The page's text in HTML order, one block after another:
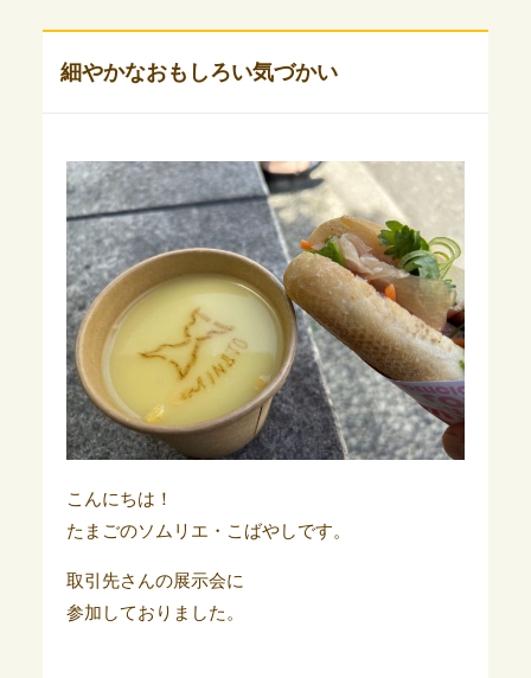
細やかなおもしろい気づかい
こんにちは！
たまごのソムリエ・こばやしです。
取引先さんの展示会に
参加しておりました。